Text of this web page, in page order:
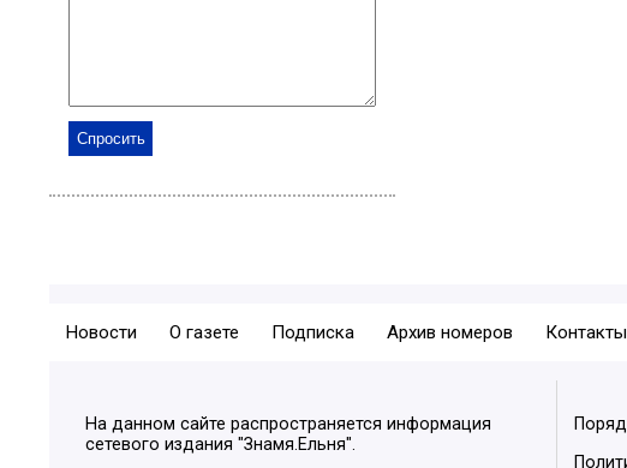
Новости О газете Подписка Архив номеров Контакты
На данном сайте распространяется информация
сетевого издания "Знамя.Ельня".